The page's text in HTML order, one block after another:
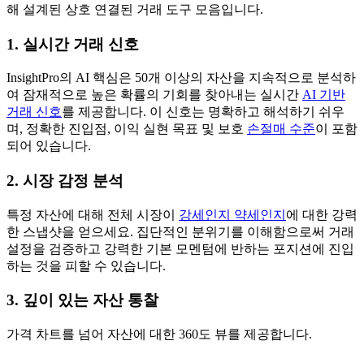
해 설계된 상호 연결된 거래 도구 모음입니다.
1. 실시간 거래 신호
InsightPro의 AI 핵심은 50개 이상의 자산을 지속적으로 분석하
여 잠재적으로 높은 확률의 기회를 찾아내는 실시간 AI 기반
거래 신호를 제공합니다. 이 신호는 명확하고 해석하기 쉬우
며, 정확한 진입점, 이익 실현 목표 및 보호 손절매 수준이 포함
되어 있습니다.
2. 시장 감정 분석
특정 자산에 대해 전체 시장이 강세인지 약세인지 에 대한 강력
한 스냅샷을 얻으세요. 집단적인 분위기를 이해함으로써 거래
설정을 검증하고 강력한 기본 모멘텀에 반하는 포지션에 진입
하는 것을 피할 수 있습니다.
3. 깊이 있는 자산 통찰
가격 차트를 넘어 자산에 대한 360도 뷰를 제공합니다.